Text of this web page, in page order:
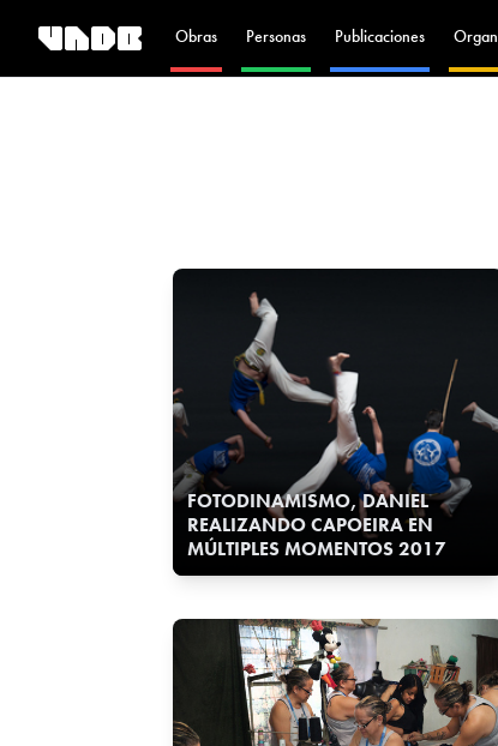
Obras Personas Publicaciones
FOTODINAMISMO, DANIEL
REALIZANDO CAPOEIRA EN
MÚLTIPLES MOMENTOS 2017